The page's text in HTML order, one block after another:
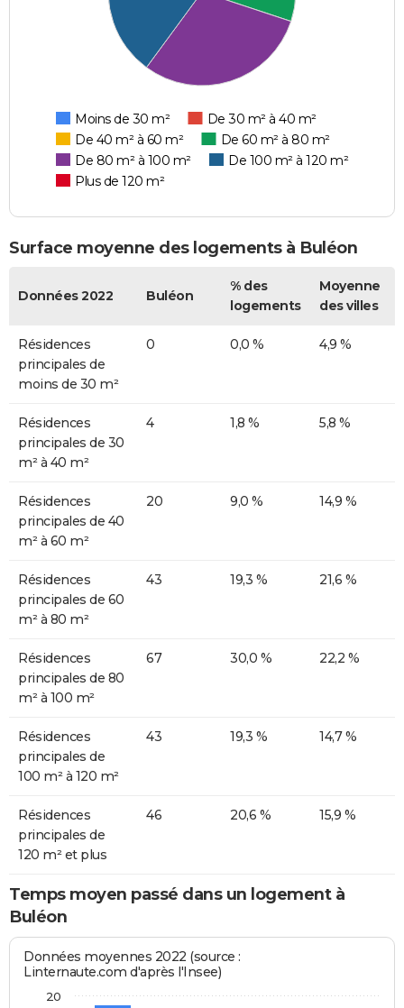
Moins de 30 m²
De 30 m² à 40 m²
De 40 m² à 60 m²
De 60 m² à 80 m²
De 80 m² à 100 m²
De 100 m² à 120 m²
Plus de 120 m²
Surface moyenne des logements à Buléon
Données 2022 Buléon
% des
logements
Moyenne
des villes
Résidences
principales de
moins de 30 m²
0 0,0 % 4,9 %
Résidences
principales de 30
m² à 40 m²
4 1,8 % 5,8 %
Résidences
principales de 40
m² à 60 m²
20 9,0 % 14,9 %
Résidences
principales de 60
m² à 80 m²
43 19,3 % 21,6 %
Résidences
principales de 80
m² à 100 m²
67 30,0 % 22,2 %
Résidences
principales de
100 m² à 120 m²
43 19,3 % 14,7 %
Résidences
principales de
120 m² et plus
46 20,6 % 15,9 %
Temps moyen passé dans un logement à
Buléon
Données moyennes 2022 (source :
Linternaute.com d'après l'Insee)
20